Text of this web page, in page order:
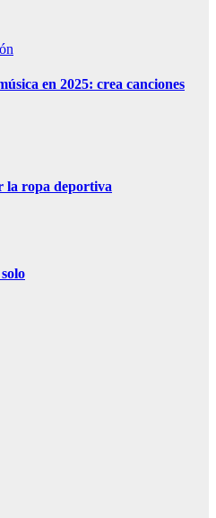
en 2025: crea canciones
la ropa deportiva